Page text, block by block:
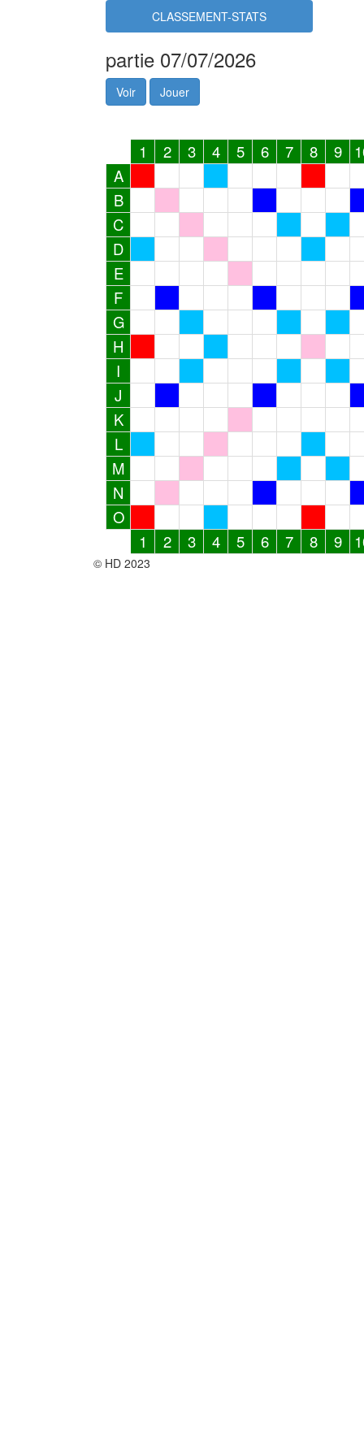
CLASSEMENT-STATS
partie 07/07/2026
Voir Jouer
1 2 3 4 5 6 7 8 9
A
B
C
D
E
F
G
H
I
J
K
L
M
N
O
1
2 3 4 5 6 7 8 9
© HD 2023